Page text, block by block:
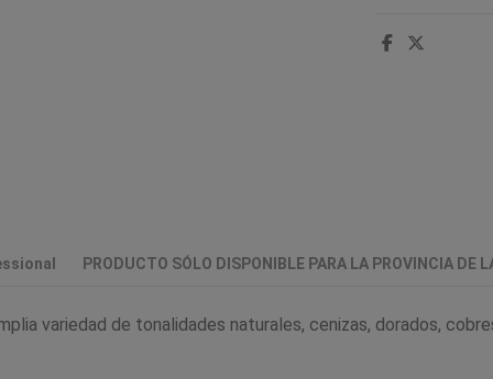
PRODUCTO SÓLO DISPONIBLE PARA LA PROVINCIA DE
variedad de tonalidades naturales, cenizas, dorados,